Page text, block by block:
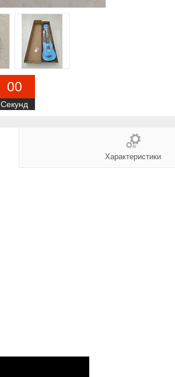
00
Секунд
Характеристики